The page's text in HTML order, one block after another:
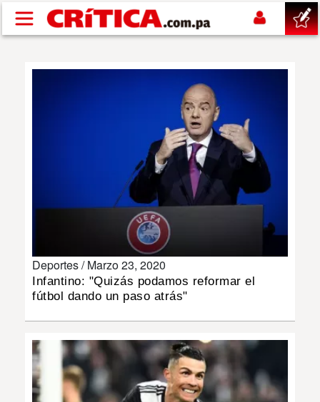
Pasar al contenido principal
DEPORTES
INSÓLITAS
MULTIMEDIA
Deportes /Marzo 23, 2020
Infantino: "Quizás podamos reformar el
fútbol dando un paso atrás"